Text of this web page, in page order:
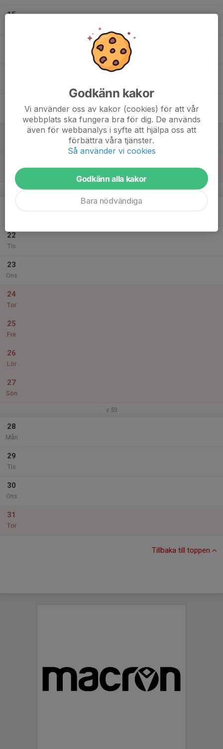
15
Sön
v.52
22
Tis
23
Ons
24
Tor
25
Fre
26
Lör
27
Sön
v.53
28
Mån
29
Tis
30
Ons
31
Tor
Tillbaka till toppen
Godkänn kakor
Vi använder oss av kakor (cookies) för att vår
webbplats ska fungera bra för dig. De används
även för webbanalys i syfte att hjälpa oss att
förbättra våra tjänster.
Så använder vi cookies
Godkänn alla kakor
Bara nödvändiga